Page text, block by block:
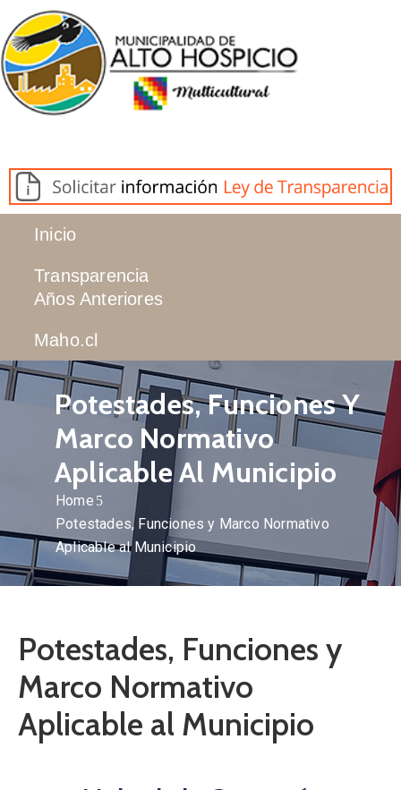
Inicio
Transparencia
Años Anteriores
Maho.cl
Potestades, Funciones Y
Marco Normativo
Aplicable Al Municipio
Home
Potestades, Funciones y Marco Normativo
Aplicable al Municipio
Potestades, Funciones y
Marco Normativo
Aplicable al Municipio